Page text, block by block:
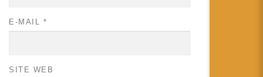
E-MAIL *
SITE WEB